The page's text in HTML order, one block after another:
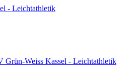
- Leichtathletik
Grün-Weiss Kassel - Leichtathletik